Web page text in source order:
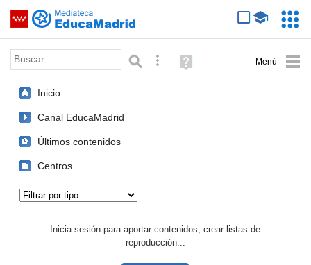
Saltar navegación
Palabra o frase: Búsqueda avanzada
Ayuda
(en
Inicio
Canal EducaMadrid
Últimos contenidos
Centros
Inicia sesión para aportar contenidos, crear listas de
reproducción...